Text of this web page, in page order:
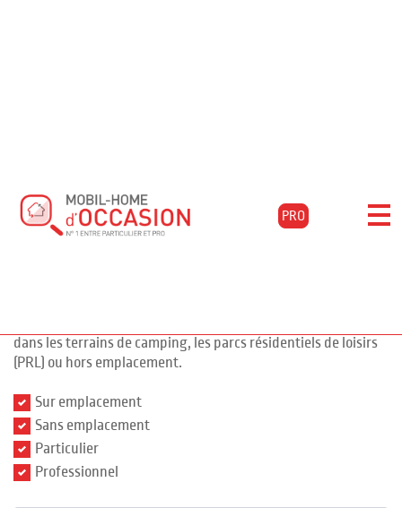
PRO
Mobil-home
1027 annoncespour l'achat de mobil-
dans les terrains de camping, les parcs résidentiels de loisirs
(PRL) ou hors emplacement.
Sur emplacement
Sans emplacement
Particulier
Professionnel